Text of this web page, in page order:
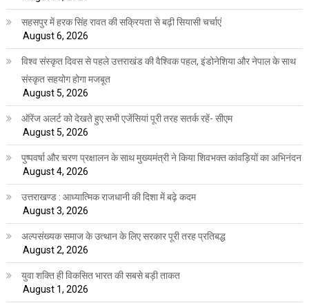
सहसपुर में हरक सिंह रावत की सक्रियता से बढ़ी सियासी चर्चाएं
August 6, 2026
विश्व संस्कृत दिवस से पहले उत्तराखंड की वैश्विक पहल, इंडोनेशिया और नेपाल के साथ
संस्कृत सहयोग होगा मजबूत
August 5, 2026
ऑरेंज अलर्ट को देखते हुए सभी एजेंसियां पूरी तरह सतर्क रहें- सीएम
August 5, 2026
पुष्पवर्षा और चरण प्रक्षालन के साथ मुख्यमंत्री ने किया शिवभक्त कांवड़ियों का अभिनंदन
August 4, 2026
उत्तराखण्ड : आध्यात्मिक राजधानी की दिशा में बढ़े कदम
August 3, 2026
अल्पसंख्यक समाज के उत्थान के लिए सरकार पूरी तरह प्रतिबद्ध
August 2, 2026
युवा शक्ति ही विकसित भारत की सबसे बड़ी ताकत
August 1, 2026